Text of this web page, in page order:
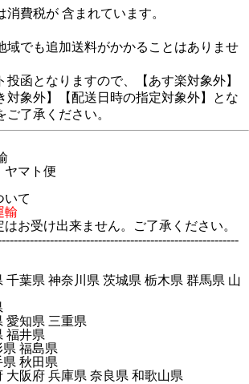
消費税が 含まれています。
域でも追加送料がかかることはありませ
函となりますので、【あす楽対象外】
対象外】【配送日時の指定対象外】とな
ご了承ください。
ヤマト便
いて
輸
お受け出来ません。ご了承ください。
千葉県 神奈川県 茨城県 栃木県 群馬県 山
愛知県 三重県
福井県
福島県
秋田県
大阪府 兵庫県 奈良県 和歌山県